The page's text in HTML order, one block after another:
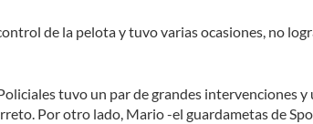
de la pelota y tuvo varias ocasiones, no
tuvo un par de grandes intervenciones y
Por otro lado, Mario -el guardametas de